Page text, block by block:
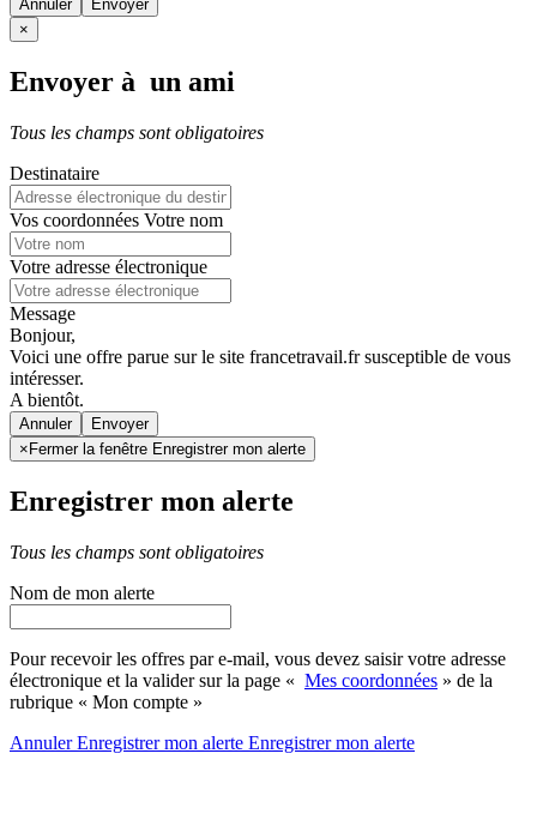
Annuler
×
Envoyer à un ami
Tous les champs sont obligatoires
Destinataire
Vos coordonnées Votre nom
Votre adresse électronique
Message
Bonjour,
Voici une offre parue sur le site francetravail.fr susceptible de vous
intéresser.
A bientôt.
Annuler
× Fermer la fenêtre Enregistrer mon alerte
Enregistrer mon alerte
Tous les champs sont obligatoires
Nom de mon alerte
Pour recevoir les offres par e-mail, vous devez saisir votre adresse
électronique et la valider sur la page « Mes coordonnées » de la
rubrique « Mon compte »
AnnulerEnregistrer mon alerte Enregistrermon alerte